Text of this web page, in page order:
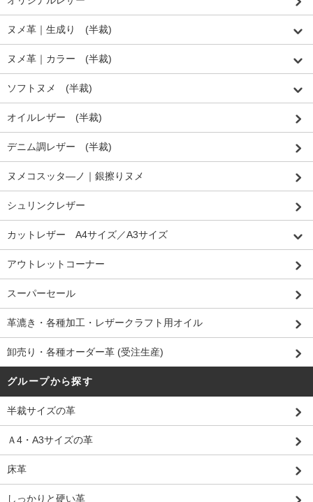
ヌメ革｜生成り (半裁)
ヌメ革｜カラー (半裁)
ソフトヌメ (半裁)
オイルレザー (半裁)
デニム調レザー (半裁)
ヌメコスッタ―ノ｜銀擦りヌメ
シュリンクレザー
カットレザー A4サイズ／A3サイズ
アウトレットコーナー
スーパーセール
革漉き・各種加工・レザークラフト用オイル
卸売り・各種オーダー革 (受注生産)
グループから探す
半裁サイズの革
Ａ4・A3サイズの革
床革
しっかりと硬い革